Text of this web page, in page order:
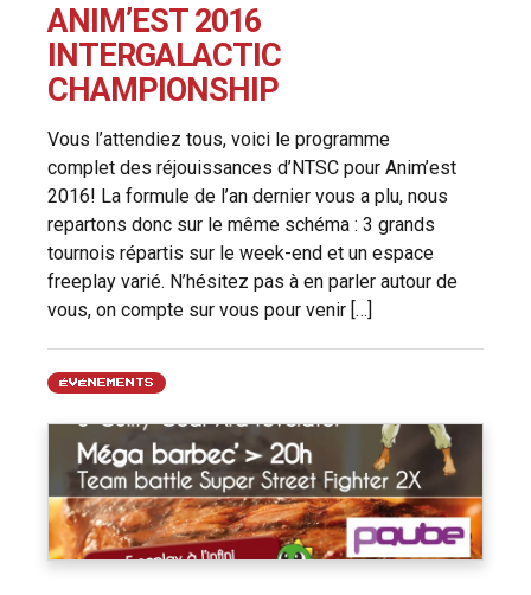
ANIM’EST 2016
INTERGALACTIC
CHAMPIONSHIP
Vous l’attendiez tous, voici le programme
complet des réjouissances d’NTSC pour Anim’est
2016! La formule de l’an dernier vous a plu, nous
repartons donc sur le même schéma : 3 grands
tournois répartis sur le week-end et un espace
freeplay varié. N’hésitez pas à en parler autour de
vous, on compte sur vous pour venir […]
ÉVÉNEMENTS